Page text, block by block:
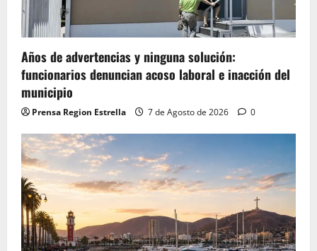
Años de advertencias y ninguna solución:
funcionarios denuncian acoso laboral e inacción del
municipio
Prensa Region Estrella 7 de Agosto de 2026 0